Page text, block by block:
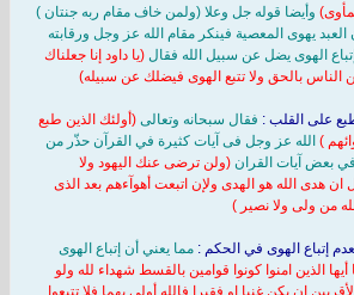
وأيضا قوله جل وعلا (ولمن خاف مقام ربه جنتان )
يهوى المعصية فينكر مقام الله عز وجل ورقابته
الهوى يضل عن سبيل الله فقال (يا داود إنا جعلناك
الناس بالحق ولا تتبع الهوى فيضلك عن سبيله)
فقال سبحانه وتعالى (أولئك الذين طبع
) الله عز وجل فى آيات كثيرة في القرآن حذّر من
في بعض آيات القران (ولن ترضى عنك اليهود ولا
ان هدى الله هو الهدى ولإن اتبعت أهوآءهم بعد الذى
من ولى ولا نصير )
مما يعني أن إتباع الهوى
أيها الذين امنوا كونوا قوامين بالقسط شهداء لله ولو
إن يكن غنيا او فقيرا فالله أولى بهما فلا تتبعوا